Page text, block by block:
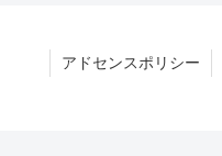
アドセンスポリシー